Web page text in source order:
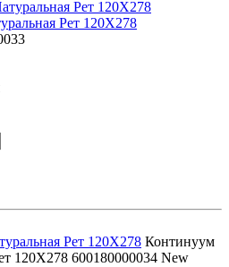
Рет 120Х278
Рет 120Х278 Континуум
120Х278 600180000034 New